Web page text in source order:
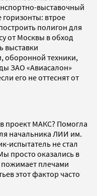
выставочный
втрое
полигон для
от Москвы в обход
выставки
оборонной техники,
ЗАО «Авиасалон»
его не оттеснят от
проект МАКС? Помогла
начальника ЛИИ им.
испытатель не стал
просто оказались в
плечами
этот фактор часто